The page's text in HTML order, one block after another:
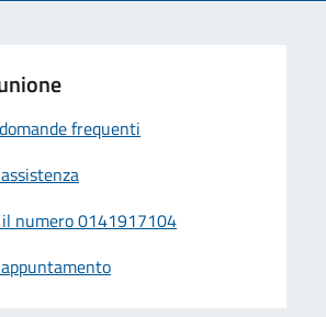
frequenti
il numero 0141917104